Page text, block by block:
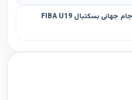
ایران مقابل لتونی| فیلم بازی کامل جام جهانی بسکتبال FIBA U19